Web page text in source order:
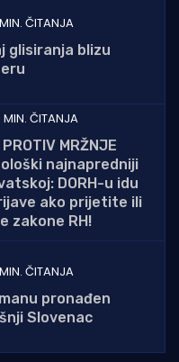
ČITANJA
glisiranja blizu
MIN. ČITANJA
MRŽNJE
najnapredniji
DORH-u idu
ako prijetite ili
zakone RH!
ČITANJA
pronađen
Slovenac